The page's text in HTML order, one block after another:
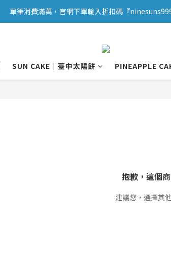
單筆消費滿萬，官網下單輸入折扣碼『
SUN CAKE｜臺中太陽餅 PINEAPPLE
抱歉，這個
建議您，選擇其